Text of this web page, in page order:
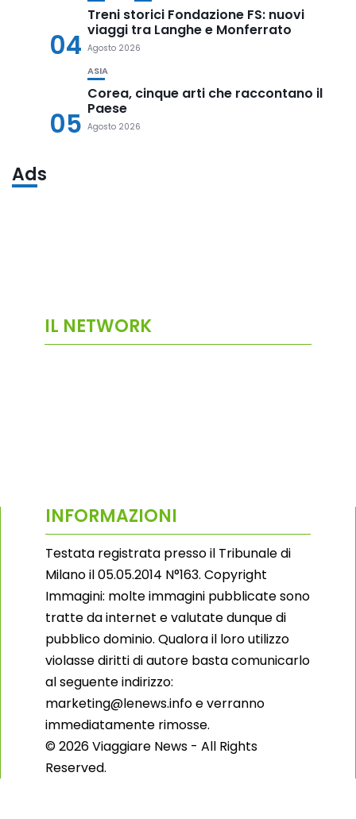
04
Treni storici Fondazione FS: nuovi
viaggi tra Langhe e Monferrato
Agosto 2026
05
ASIA
Corea, cinque arti che raccontano il
Paese
Agosto 2026
Ads
IL NETWORK
INFORMAZIONI
Testata registrata presso il Tribunale di
Milano il 05.05.2014 N°163. Copyright
Immagini: molte immagini pubblicate sono
tratte da internet e valutate dunque di
pubblico dominio. Qualora il loro utilizzo
violasse diritti di autore basta comunicarlo
al seguente indirizzo:
marketing@lenews.info e verranno
immediatamente rimosse.
© 2026 Viaggiare News - All Rights
Reserved.